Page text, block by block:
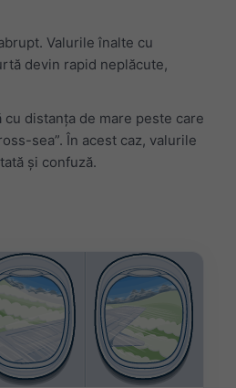
Valurile înalte cu
devin rapid neplăcute,
distanța de mare peste care
sea”. În acest caz, valurile
și confuză.